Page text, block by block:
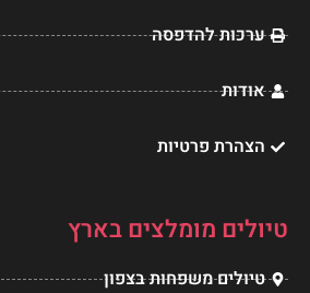
ערכות להדפסה
אודות
הצהרת פרטיות
טיולים מומלצים בארץ
טיולים משפחות בצפון